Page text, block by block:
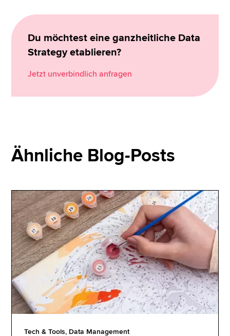
Du möchtest eine ganzheitliche Data
Strategy etablieren?
Jetzt unverbindlich anfragen
Ähnliche Blog-Posts
Tech & Tools, Data Management